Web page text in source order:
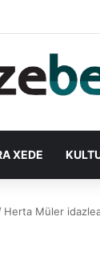
XEDE
Herta Müler